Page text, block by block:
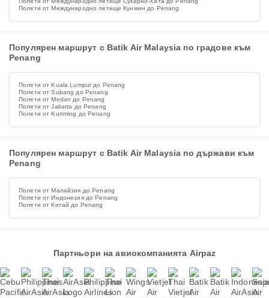
Полети от Международно летище Кунмин до Penang
Популярен маршрут с Batik Air Malaysia по градове към
Penang
Полети от Kuala Lumpur до Penang
Полети от Subang до Penang
Полети от Medan до Penang
Полети от Jakarta до Penang
Полети от Kunming до Penang
Популярен маршрут с Batik Air Malaysia по държави към
Penang
Полети от Малайзия до Penang
Полети от Индонезия до Penang
Полети от Китай до Penang
Партньори на авиокомпанията Airpaz